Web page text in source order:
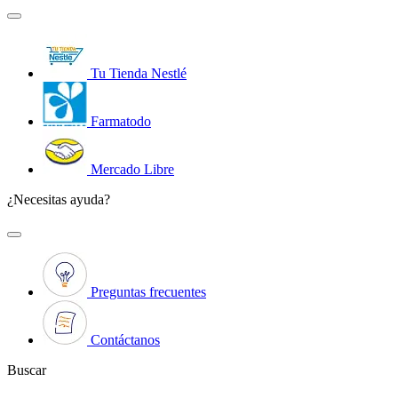
Tu Tienda Nestlé
Farmatodo
Mercado Libre
¿Necesitas ayuda?
Preguntas frecuentes
Contáctanos
Buscar